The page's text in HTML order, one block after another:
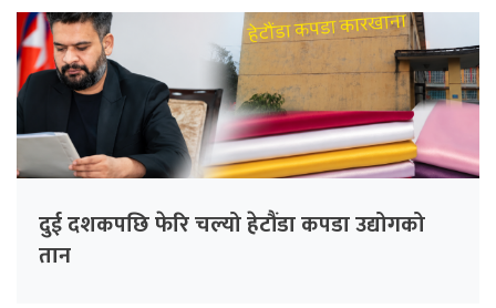
दुई दशकपछि फेरि चल्यो हेटौंडा कपडा उद्योगको
तान